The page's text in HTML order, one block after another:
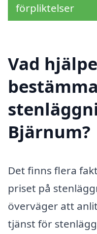
förpliktelser
Vad
Bjärnum?
Det finns flera
priset på
överväger att
tjänst för